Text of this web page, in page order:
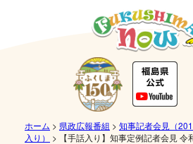
ホーム > 県政広報番組 > 知事記者会見（
入り）
> 【手話入り】知事定例記者会見 令